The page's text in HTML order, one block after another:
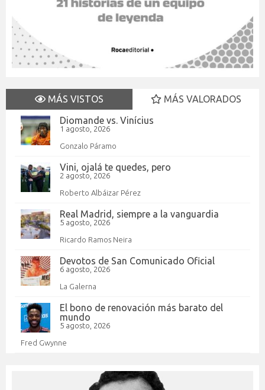
MÁS VISTOS
MÁS VALORADOS
Diomande vs. Vinícius
1 agosto, 2026
Gonzalo Páramo
Vini, ojalá te quedes, pero
2 agosto, 2026
Roberto Albáizar Pérez
Real Madrid, siempre a la vanguardia
5 agosto, 2026
Ricardo Ramos Neira
Devotos de San Comunicado Oficial
6 agosto, 2026
La Galerna
El bono de renovación más barato del
mundo
5 agosto, 2026
Fred Gwynne